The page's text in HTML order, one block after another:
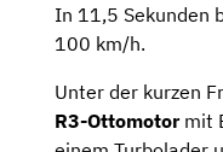
In 11,5 Sekunden
100 km/h.
Unter der kurzen
R3-Ottomotormit